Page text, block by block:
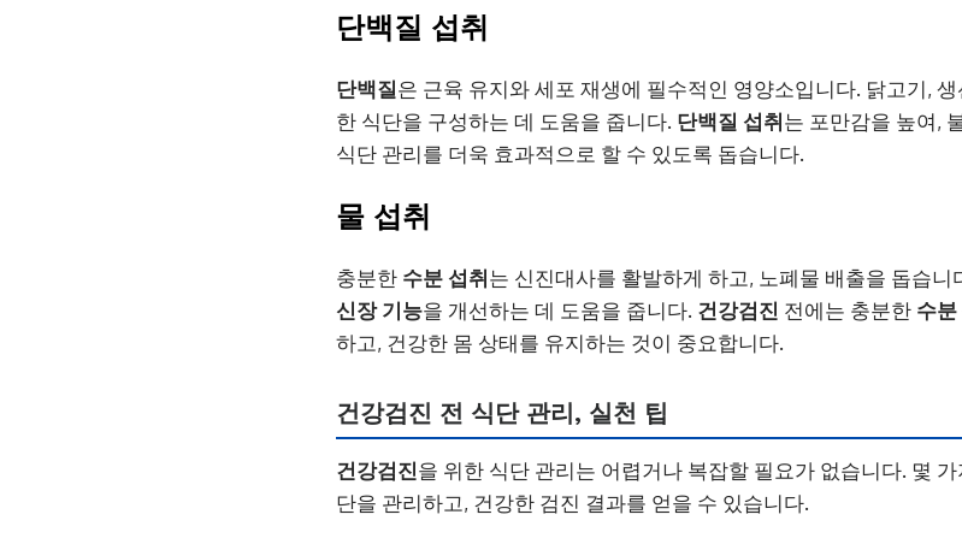
단백질 섭취
단백질은 근육 유지와 세포 재생에 필수적인 영양소입니다. 닭고기, 생
한 식단을 구성하는 데 도움을 줍니다. 단백질 섭취는 포만감을 높여,
식단 관리를 더욱 효과적으로 할 수 있도록 돕습니다.
물 섭취
충분한 수분 섭취는 신진대사를 활발하게 하고, 노폐물 배출을 돕습니
신장 기능을 개선하는 데 도움을 줍니다. 건강검진 전에는 충분한 수분
하고, 건강한 몸 상태를 유지하는 것이 중요합니다.
건강검진 전 식단 관리, 실천 팁
건강검진을 위한 식단 관리는 어렵거나 복잡할 필요가 없습니다. 몇
단을 관리하고, 건강한 검진 결과를 얻을 수 있습니다.